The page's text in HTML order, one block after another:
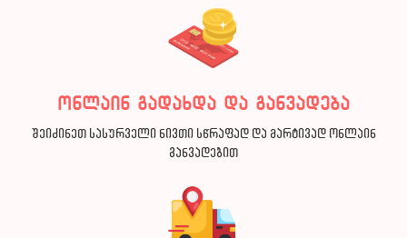
ონლაინ გადახდა და განვადება
შეიძინეთ სასურველი ნივთი სწრაფად და მარტივად ონლაინ
განვადებით